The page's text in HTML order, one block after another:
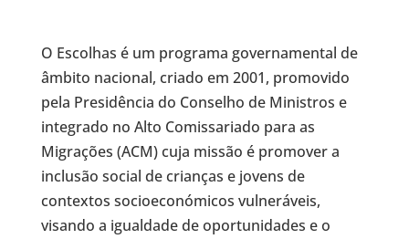
O Escolhas é um programa governamental de
âmbito nacional, criado em 2001, promovido
pela Presidência do Conselho de Ministros e
integrado no Alto Comissariado para as
Migrações (ACM) cuja missão é promover a
inclusão social de crianças e jovens de
contextos socioeconómicos vulneráveis,
visando a igualdade de oportunidades e o